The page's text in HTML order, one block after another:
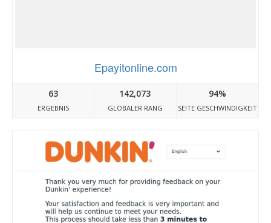
Epayitonline.com
63
ERGEBNIS
142,073
GLOBALER RANG
94%
SEITE GESCHWINDIGKEIT